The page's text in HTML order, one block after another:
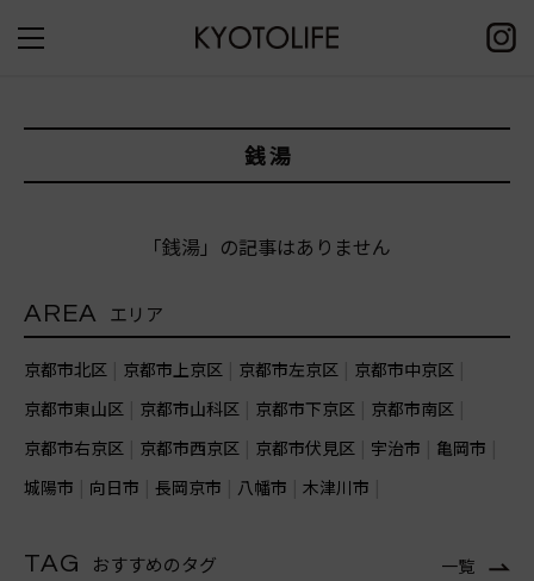
銭湯
「銭湯」の記事はありません
AREA エリア
京都市北区 京都市上京区 京都市左京区
京都市中京区
京都市東山区
京都市山科区 京都市下京区
京都市南区
京都市右京区
京都市西京区 京都市伏見区 宇治市
亀岡市
城陽市
向日市 長岡京市 八幡市 木津川市
TAG おすすめのタグ 一覧